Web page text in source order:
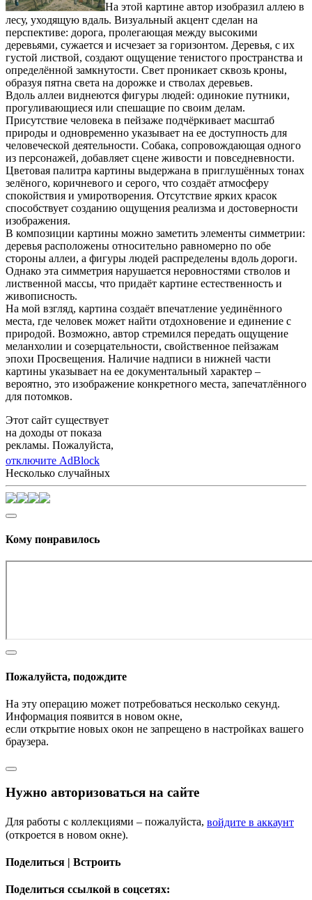
На этой картине автор изобразил аллею в
лесу, уходящую вдаль. Визуальный акцент сделан на
перспективе: дорога, пролегающая между высокими
деревьями, сужается и исчезает за горизонтом. Деревья, с их
густой листвой, создают ощущение тенистого пространства и
определённой замкнутости. Свет проникает сквозь кроны,
образуя пятна света на дорожке и стволах деревьев.
Вдоль аллеи виднеются фигуры людей: одинокие путники,
прогуливающиеся или спешащие по своим делам.
Присутствие человека в пейзаже подчёркивает масштаб
природы и одновременно указывает на ее доступность для
человеческой деятельности. Собака, сопровождающая одного
из персонажей, добавляет сцене живости и повседневности.
Цветовая палитра картины выдержана в приглушённых тонах
зелёного, коричневого и серого, что создаёт атмосферу
спокойствия и умиротворения. Отсутствие ярких красок
способствует созданию ощущения реализма и достоверности
изображения.
В композиции картины можно заметить элементы симметрии:
деревья расположены относительно равномерно по обе
стороны аллеи, а фигуры людей распределены вдоль дороги.
Однако эта симметрия нарушается неровностями стволов и
лиственной массы, что придаёт картине естественность и
живописность.
На мой взгляд, картина создаёт впечатление уединённого
места, где человек может найти отдохновение и единение с
природой. Возможно, автор стремился передать ощущение
меланхолии и созерцательности, свойственное пейзажам
эпохи Просвещения. Наличие надписи в нижней части
картины указывает на ее документальный характер –
вероятно, это изображение конкретного места, запечатлённого
для потомков.
Этот сайт существует
на доходы от показа
рекламы. Пожалуйста,
отключите AdBlock
Несколько случайных
Кому понравилось
Пожалуйста, подождите
На эту операцию может потребоваться несколько секунд.
Информация появится в новом окне,
если открытие новых окон не запрещено в настройках вашего
браузера.
Нужно авторизоваться на сайте
Для работы с коллекциями – пожалуйста, войдите в аккаунт
(откроется в новом окне).
Поделиться | Встроить
Поделиться ссылкой в соцсетях: